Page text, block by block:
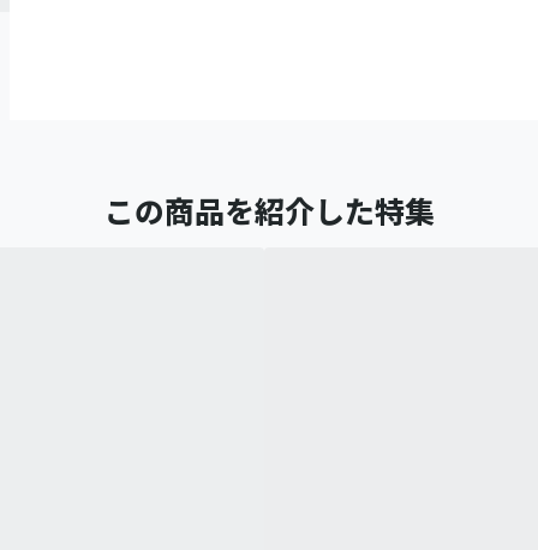
この商品を紹介した特集